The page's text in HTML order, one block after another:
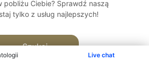
Live chat
pobliżu Ciebie? Sprawdź naszą
tylko z usług najlepszych!
Szukaj